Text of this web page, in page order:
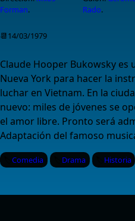
Forman.
Rado.
📆14/03/1979
Claude Hooper Bukowsky es
Nueva York para hacer la
luchar en Vietnam. En la
nuevo: miles de jóvenes se
el amor libre. Pronto será
Adaptación del famoso
Comedia Drama Historia